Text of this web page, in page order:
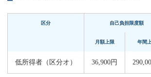
区分 自己負担限度額
月額上限 年間
低所得者（区分オ） 36,900円